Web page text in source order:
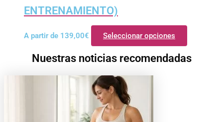
ENTRENAMIENTO)
A partir de 139,00€ Seleccionar opciones
Nuestras noticias recomendadas